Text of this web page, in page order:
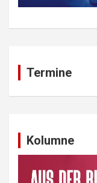
Termine
Kolumne